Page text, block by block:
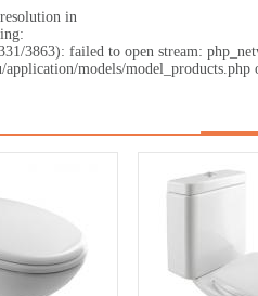
in
3863): failed to open stream:
models/model_products.php